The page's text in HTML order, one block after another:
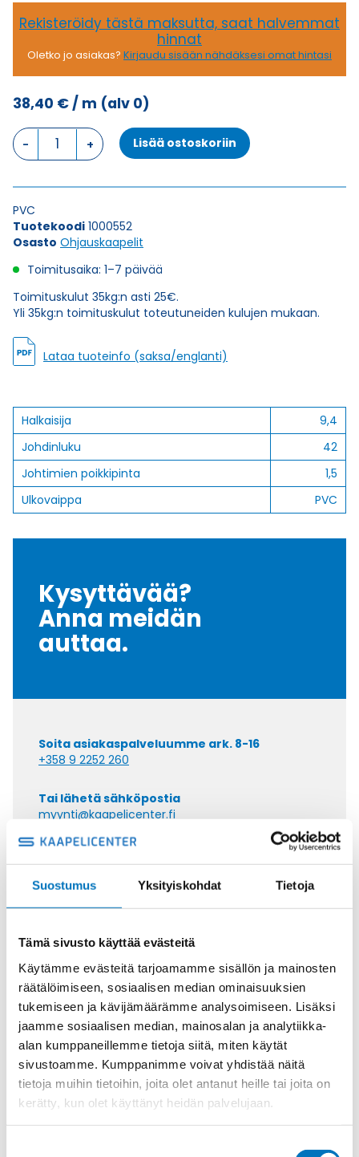
Suostumus Yksityiskohdat Tietoja
Tämä sivusto käyttää evästeitä
Käytämme evästeitä tarjoamamme sisällön ja mainosten
räätälöimiseen, sosiaalisen median ominaisuuksien
tukemiseen ja kävijämäärämme analysoimiseen. Lisäksi
jaamme sosiaalisen median, mainosalan ja analytiikka-
alan kumppaneillemme tietoja siitä, miten käytät
sivustoamme. Kumppanimme voivat yhdistää näitä
tietoja muihin tietoihin, joita olet antanut heille tai joita on
kerätty, kun olet käyttänyt heidän palvelujaan.
Rekisteröidy tästä maksutta, saat halvemmat
hinnat
Oletko jo asiakas? Kirjaudu sisään nähdäksesi omat hintasi
38,40 €/ m (alv 0)
Ohjauskaapeli
ÖPVC-
42G1,5
Lisää ostoskoriin
PVC
Tuotekoodi 1000552
Osasto Ohjauskaapelit
Toimitusaika: 1–7 päivää
Toimituskulut 35kg:n asti 25€.
Yli 35kg:n toimituskulut toteutuneiden kulujen mukaan.
Lataa tuoteinfo (saksa/englanti)
Halkaisija
9,4
Johdinluku
42
Johtimien poikkipinta
1,5
Ulkovaippa
PVC
Kysyttävää?
Anna meidän
auttaa.
Soita asiakaspalveluumme ark. 8-16
+358 9 2252 260
Tai lähetä sähköpostia
myynti@kaapelicenter.fi
Saman kaapelin eri versiot
Ohjauskaapeli ÖPVC-JZ 4G35
Ohjauskaapeli ÖPVC-JZ 5G35